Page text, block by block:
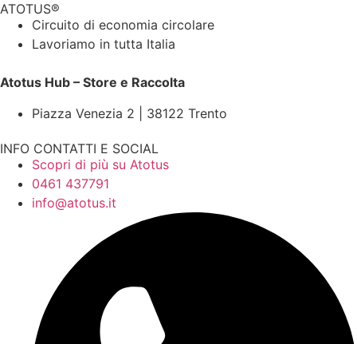
ATOTUS®
Circuito di economia circolare
Lavoriamo in tutta Italia
Atotus Hub – Store e Raccolta
Piazza Venezia 2 | 38122 Trento
INFO CONTATTI E SOCIAL
Scopri di più su Atotus
0461 437791
info@atotus.it